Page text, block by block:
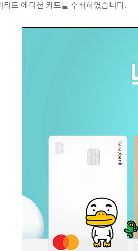
티드 에디션 카드를 수취하였습니다.